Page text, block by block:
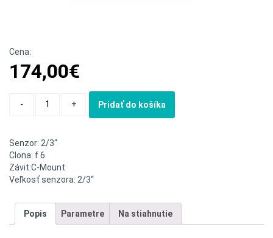
Cena:
174,00€
- + Pridať do košíka
Senzor: 2/3“
Clona: f 6
Závit:C-Mount
Veľkosť senzora: 2/3“
Popis Parametre Na stiahnutie